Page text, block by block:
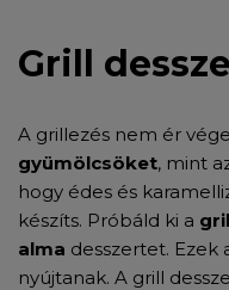
Grill
A grillezés nem ér
gyümölcsöket, mint
hogy édes és
készíts. Próbáld ki a
alma desszertet. Ezek
nyújtanak. A grill